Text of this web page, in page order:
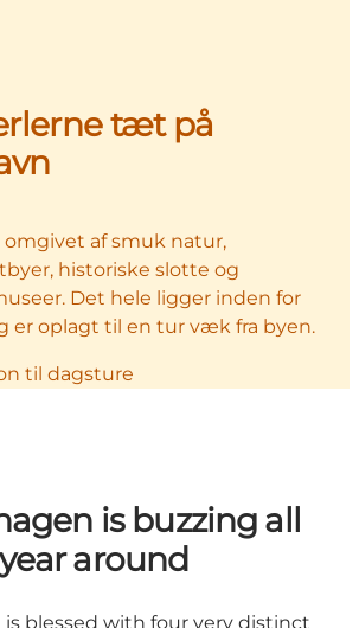
tæt på
omgivet af smuk natur,
historiske slotte og
Det hele ligger inden for
er oplagt til en tur væk fra byen.
til dagsture
is buzzing all
year around
blessed with four very distinct